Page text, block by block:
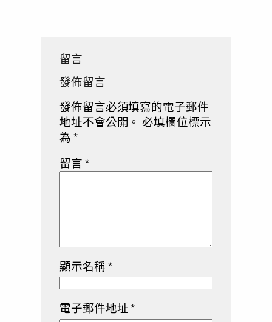
留言
發佈留言
發佈留言必須填寫的電子郵件
地址不會公開。 必填欄位標示
為*
留言*
顯示名稱*
電子郵件地址*